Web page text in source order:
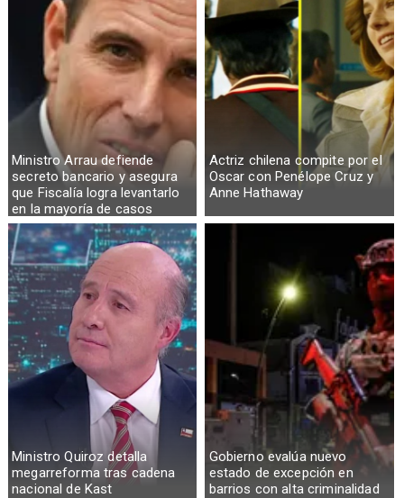
Ministro Arrau defiende
secreto bancario y asegura
que Fiscalía logra levantarlo
en la mayoría de casos
Actriz chilena compite por el
Oscar con Penélope Cruz y
Anne Hathaway
Ministro Quiroz detalla
megarreforma tras cadena
nacional de Kast
Gobierno evalúa nuevo
estado de excepción en
barrios con alta criminalidad